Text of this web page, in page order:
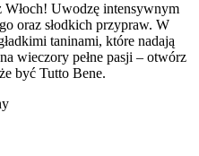
Uwodzę intensywnym
oraz słodkich przypraw. W
taninami, które nadają
wieczory pełne pasji – otwórz
być Tutto Bene.